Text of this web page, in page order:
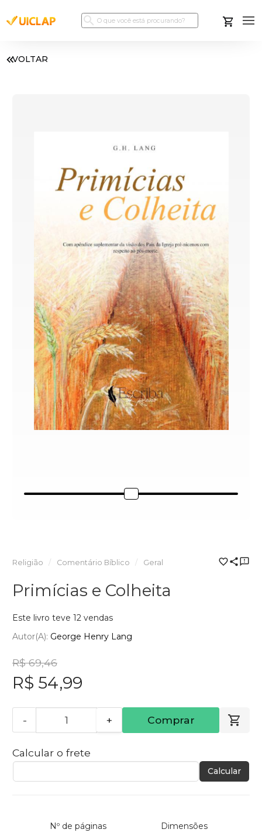
VOLTAR
Religião Comentário Bíblico Geral
Primícias e Colheita
Este livro teve 12 vendas
Autor(a): George Henry Lang
R$ 69,46
R$ 54,99
- + Comprar
Calcular o frete
Calcular
Nº de páginas Dimensões